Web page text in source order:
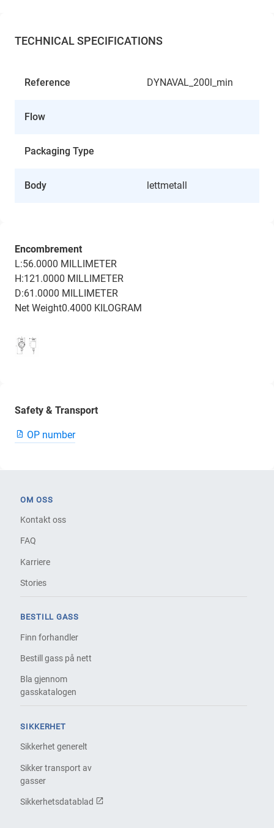
TECHNICAL SPECIFICATIONS
Reference DYNAVAL_200l_min
Flow
Packaging Type
Body lettmetall
Encombrement
L:56.0000 MILLIMETER
H:121.0000 MILLIMETER
D:61.0000 MILLIMETER
Net Weight0.4000 KILOGRAM
Safety & Transport
OP number
OM OSS
Kontakt oss
FAQ
Karriere
Stories
BESTILL GASS
Finn forhandler
Bestill gass på nett
Bla gjennom
gasskatalogen
SIKKERHET
Sikkerhet generelt
Sikker transport av
gasser
Sikkerhetsdatablad